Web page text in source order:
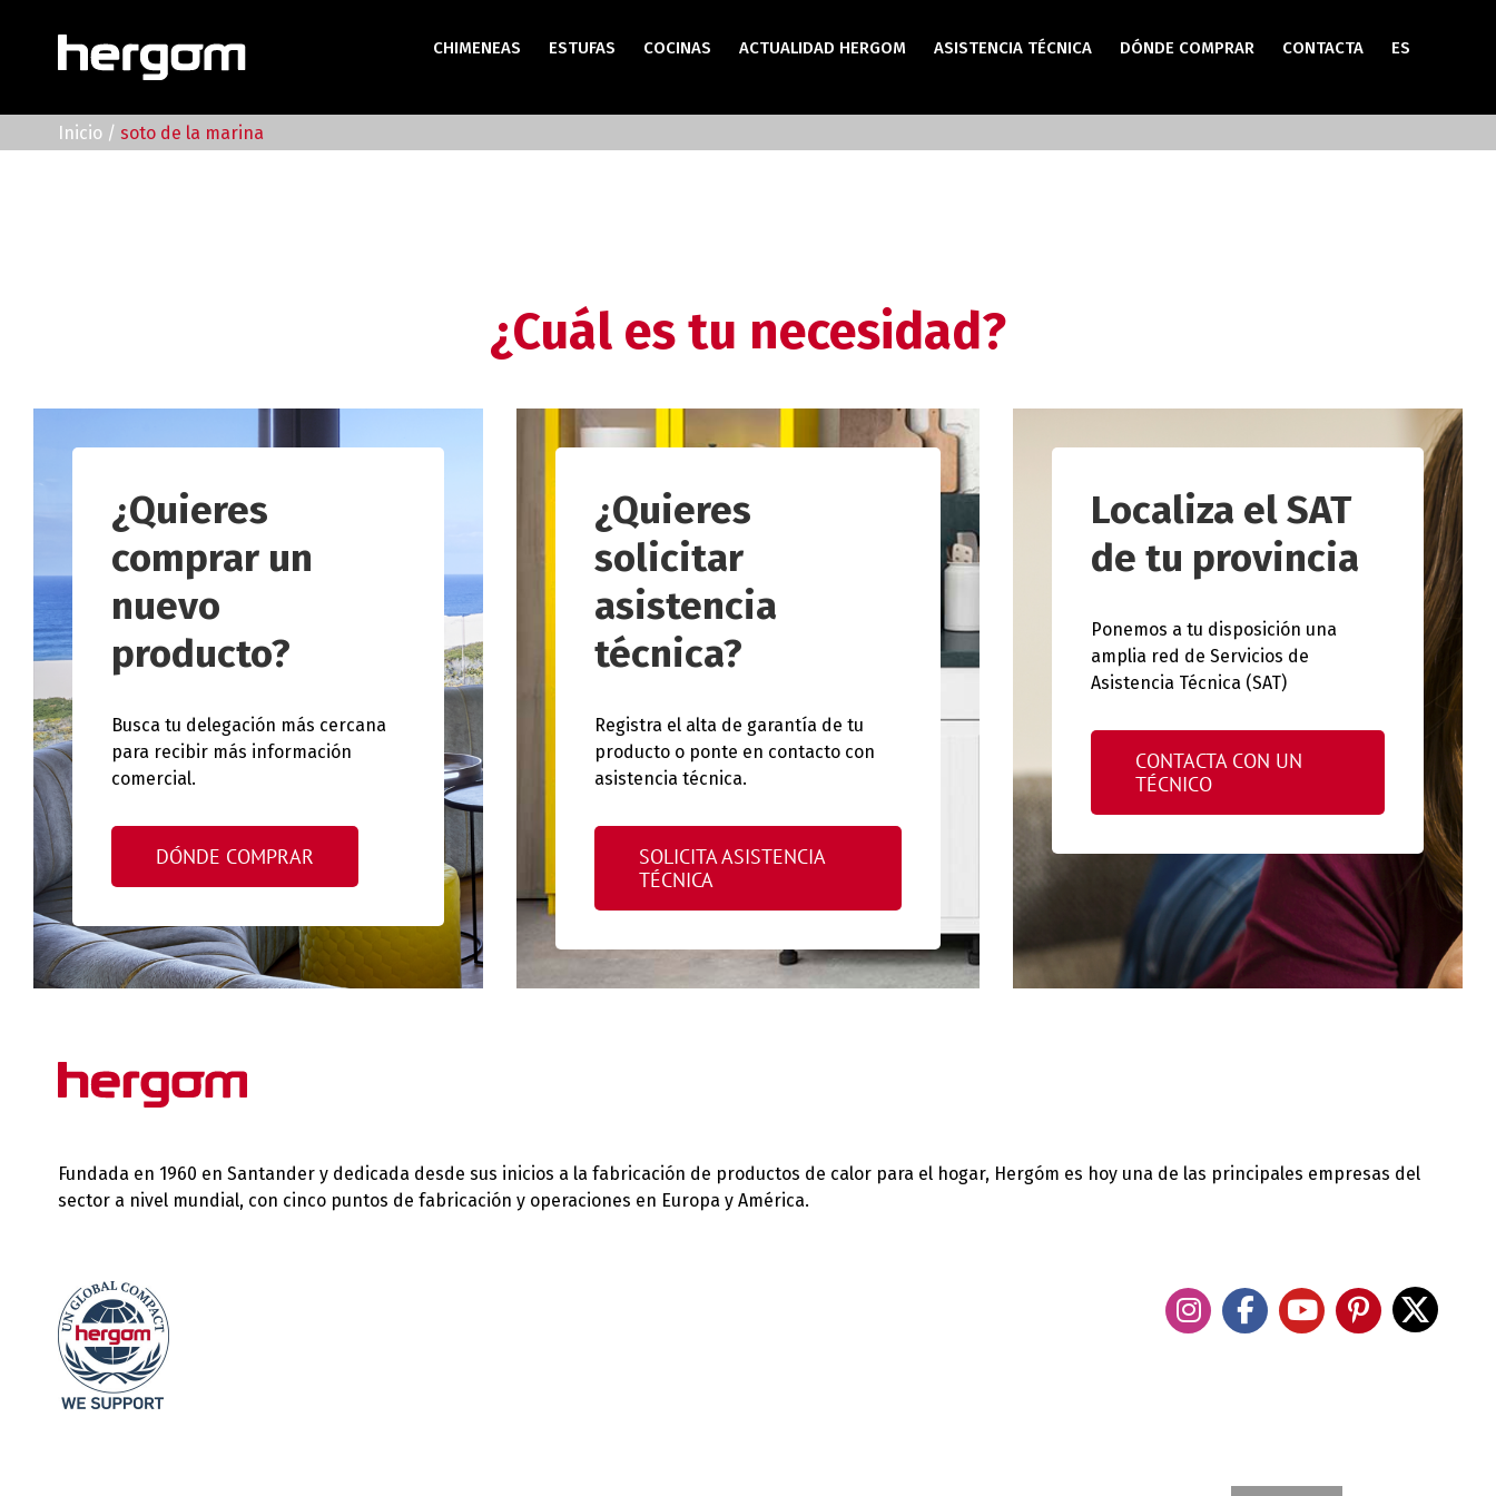
contenido
CHIMENEAS ESTUFAS COCINAS ACTUALIDAD HERGOM ASISTENCIA TÉCNICA DÓNDE COMPRAR CONTACTA ES
Inicio / soto de la marina
¿Cuál es tu necesidad?
¿Quieres
comprar un
nuevo
producto?
Busca tu delegación más cercana
para recibir más información
comercial.
DÓNDE COMPRAR
¿Quieres
solicitar
asistencia
técnica?
Registra el alta de garantía de tu
producto o ponte en contacto con
asistencia técnica.
SOLICITA ASISTENCIA
TÉCNICA
Localiza el SAT
de tu provincia
Ponemos a tu disposición una
amplia red de Servicios de
Asistencia Técnica (SAT)
CONTACTA CON UN
TÉCNICO
Fundada en 1960 en Santander y dedicada desde sus inicios a la fabricación de productos de calor para el hogar, Hergóm es hoy una de las principales empresas del
sector a nivel mundial, con cinco puntos de fabricación y operaciones en Europa y América.